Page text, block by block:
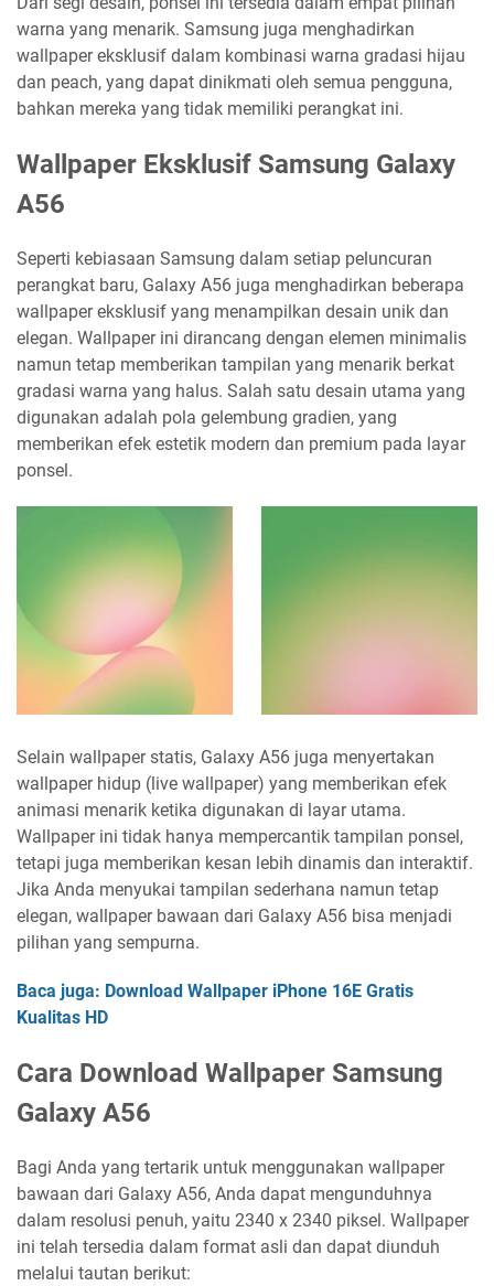
warna yang menarik. Samsung juga menghadirkan
wallpaper eksklusif dalam kombinasi warna gradasi hijau
dan peach, yang dapat dinikmati oleh semua pengguna,
bahkan mereka yang tidak memiliki perangkat ini.
Wallpaper Eksklusif Samsung Galaxy
A56
Seperti kebiasaan Samsung dalam setiap peluncuran
perangkat baru, Galaxy A56 juga menghadirkan beberapa
wallpaper eksklusif yang menampilkan desain unik dan
elegan. Wallpaper ini dirancang dengan elemen minimalis
namun tetap memberikan tampilan yang menarik berkat
gradasi warna yang halus. Salah satu desain utama yang
digunakan adalah pola gelembung gradien, yang
memberikan efek estetik modern dan premium pada layar
ponsel.
Selain wallpaper statis, Galaxy A56 juga menyertakan
wallpaper hidup (live wallpaper) yang memberikan efek
animasi menarik ketika digunakan di layar utama.
Wallpaper ini tidak hanya mempercantik tampilan ponsel,
tetapi juga memberikan kesan lebih dinamis dan interaktif.
Jika Anda menyukai tampilan sederhana namun tetap
elegan, wallpaper bawaan dari Galaxy A56 bisa menjadi
pilihan yang sempurna.
Baca juga: Download Wallpaper iPhone 16E Gratis
Kualitas HD
Cara Download Wallpaper Samsung
Galaxy A56
Bagi Anda yang tertarik untuk menggunakan wallpaper
bawaan dari Galaxy A56, Anda dapat mengunduhnya
dalam resolusi penuh, yaitu 2340 x 2340 piksel. Wallpaper
ini telah tersedia dalam format asli dan dapat diunduh
melalui tautan berikut: